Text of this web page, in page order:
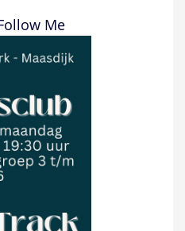
Me